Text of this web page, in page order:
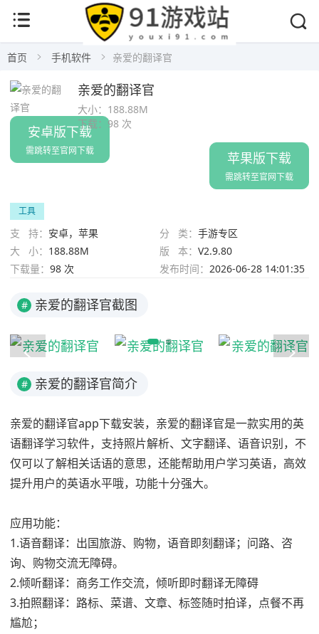
首页 手机软件 亲爱的翻译官
苹果版下载
需跳转至官网下载
安卓版下载
需跳转至官网下载
大小： 188.88M
下载： 98 次
亲爱的翻译官
工具
支 持： 安卓，苹果 分 类： 手游专区
大 小： 188.88M 版 本： V2.9.80
下载量： 98 次 发布时间： 2026-06-28 14:01:35
# 亲爱的翻译官截图
# 亲爱的翻译官简介
亲爱的翻译官app下载安装，亲爱的翻译官是一款实用的英
语翻译学习软件，支持照片解析、文字翻译、语音识别，不
仅可以了解相关话语的意思，还能帮助用户学习英语，高效
提升用户的英语水平哦，功能十分强大。
应用功能：
1.语音翻译：出国旅游、购物，语音即刻翻译；问路、咨
询、购物交流无障碍。
2.倾听翻译：商务工作交流，倾听即时翻译无障碍
3.拍照翻译：路标、菜谱、文章、标签随时拍译，点餐不再
尴尬；